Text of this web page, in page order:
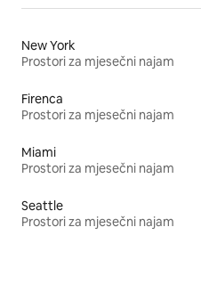
New York
Prostori za mjesečni najam
Firenca
Prostori za mjesečni najam
Miami
Prostori za mjesečni najam
Seattle
Prostori za mjesečni najam